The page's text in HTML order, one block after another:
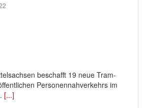
beschafft 19 neue Tram-
Personennahverkehrs im
[...]